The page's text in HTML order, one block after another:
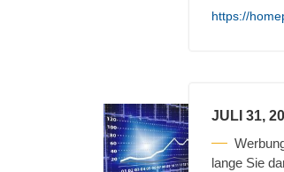
https://
JULI 31,
lange Sie